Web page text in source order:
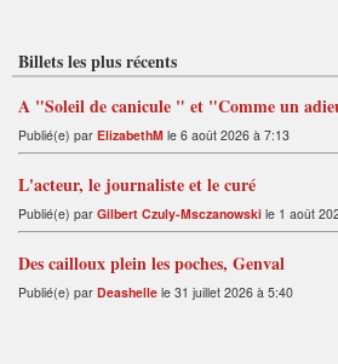
Billets les plus récents
A "Soleil de canicule " et "Comme un
Publié(e) par ElizabethM le 6 août 2026 à 7:13
L'acteur, le journaliste et le curé
Publié(e) par Gilbert Czuly-Msczanowski le 1 août
Des cailloux plein les poches, Genval
Publié(e) par Deashelle le 31 juillet 2026 à 5:40